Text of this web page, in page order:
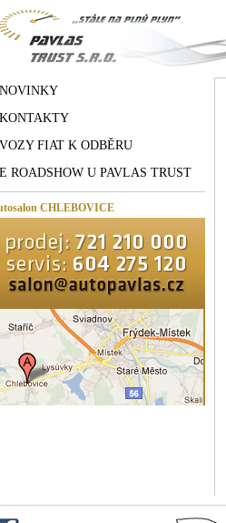
| NOVINKY
| KONTAKTY
| VOZY FIAT K ODBĚRU
| E ROADSHOW U PAVLAS TRUST
CHLEBOVICE